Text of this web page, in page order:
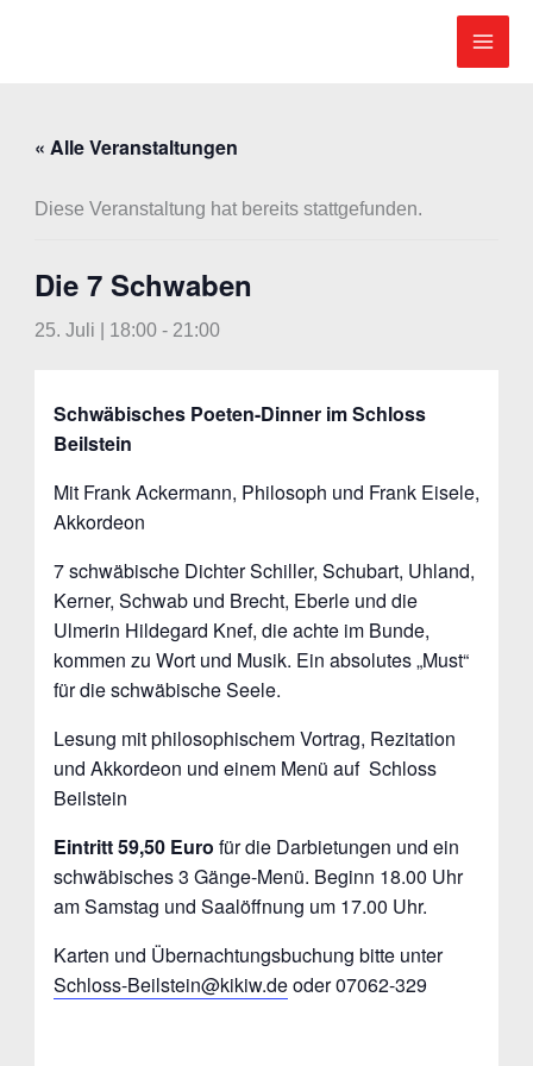
« Alle Veranstaltungen
Diese Veranstaltung hat bereits stattgefunden.
Die 7 Schwaben
25. Juli | 18:00- 21:00
Schwäbisches Poeten-Dinner im Schloss
Beilstein
Mit Frank Ackermann, Philosoph und Frank Eisele,
Akkordeon
7 schwäbische Dichter Schiller, Schubart, Uhland,
Kerner, Schwab und Brecht, Eberle und die
Ulmerin Hildegard Knef, die achte im Bunde,
kommen zu Wort und Musik. Ein absolutes „Must“
für die schwäbische Seele.
Lesung mit philosophischem Vortrag, Rezitation
und Akkordeon und einem Menü auf Schloss
Beilstein
Eintritt 59,50 Euro für die Darbietungen und ein
schwäbisches 3 Gänge-Menü. Beginn 18.00 Uhr
am Samstag und Saalöffnung um 17.00 Uhr.
Karten und Übernachtungsbuchung bitte unter
Schloss-Beilstein@kikiw.deoder 07062-329